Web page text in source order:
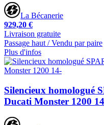
La Bécanerie
929,20 €
Livraison gratuite
Passage haut / Vendu par paire
Plus d'infos
Silencieux homologué
Ducati Monster 1200